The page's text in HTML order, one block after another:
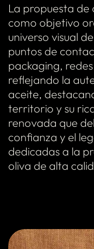
La propuesta
como objetivo
universo visual
puntos de
packaging,
reflejando la
aceite,
territorio y su
renovada que
confianza y el
dedicadas a la
oliva de alta